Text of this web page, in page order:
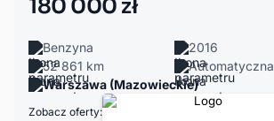
180 000 zł
Benzyna
2016
52 861 km
Automatyczna
Warszawa (Mazowieckie)
Zobacz oferty: